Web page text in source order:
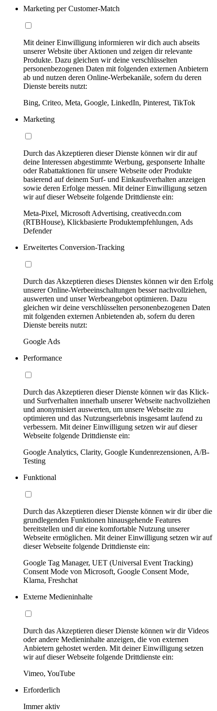
Marketing per Customer-Match
Mit deiner Einwilligung informieren wir dich auch abseits
unserer Website über Aktionen und zeigen dir relevante
Produkte. Dazu gleichen wir deine verschlüsselten
personenbezogenen Daten mit folgenden externen Anbietern
ab und nutzen deren Online-Werbekanäle, sofern du deren
Dienste bereits nutzt:
Bing, Criteo, Meta, Google, LinkedIn, Pinterest, TikTok
Marketing
Durch das Akzeptieren dieser Dienste können wir dir auf
deine Interessen abgestimmte Werbung, gesponserte Inhalte
oder Rabattaktionen für unsere Webseite oder Produkte
basierend auf deinem Surf- und Einkaufsverhalten anzeigen
sowie deren Erfolge messen. Mit deiner Einwilligung setzen
wir auf dieser Webseite folgende Drittdienste ein:
Meta-Pixel, Microsoft Advertising, creativecdn.com
(RTBHouse), Klickbasierte Produktempfehlungen, Ads
Defender
Erweitertes Conversion-Tracking
Durch das Akzeptieren dieses Dienstes können wir den Erfolg
unserer Online-Werbeeinschaltungen besser nachvollziehen,
auswerten und unser Werbeangebot optimieren. Dazu
gleichen wir deine verschlüsselten personenbezogenen Daten
mit folgenden externen Anbietenden ab, sofern du deren
Dienste bereits nutzt:
Google Ads
Performance
Durch das Akzeptieren dieser Dienste können wir das Klick-
und Surfverhalten innerhalb unserer Webseite nachvollziehen
und anonymisiert auswerten, um unsere Webseite zu
optimieren und das Nutzungserlebnis insgesamt laufend zu
verbessern. Mit deiner Einwilligung setzen wir auf dieser
Webseite folgende Drittdienste ein:
Google Analytics, Clarity, Google Kundenrezensionen, A/B-
Testing
Funktional
Durch das Akzeptieren dieser Dienste können wir dir über die
grundlegenden Funktionen hinausgehende Features
bereitstellen und dir eine komfortable Nutzung unserer
Webseite ermöglichen. Mit deiner Einwilligung setzen wir auf
dieser Webseite folgende Drittdienste ein:
Google Tag Manager, UET (Universal Event Tracking)
Consent Mode von Microsoft, Google Consent Mode,
Klarna, Freshchat
Externe Medieninhalte
Durch das Akzeptieren dieser Dienste können wir dir Videos
oder andere Medieninhalte anzeigen, die von externen
Anbietern gehostet werden. Mit deiner Einwilligung setzen
wir auf dieser Webseite folgende Drittdienste ein:
Vimeo, YouTube
Erforderlich
Immer aktiv